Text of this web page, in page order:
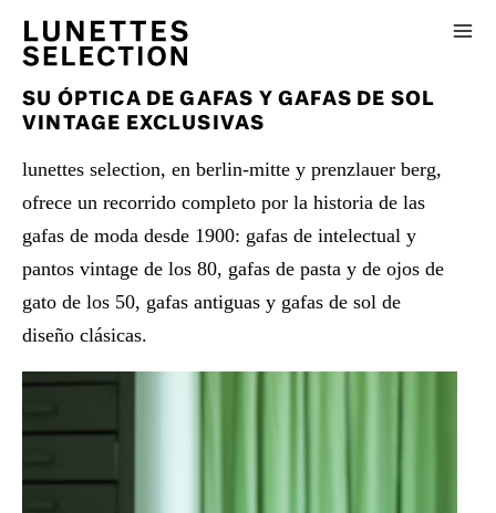
SU ÓPTICA DE GAFAS Y GAFAS DE SOL
VINTAGE EXCLUSIVAS
lunettes selection, en berlin-mitte y prenzlauer berg,
ofrece un recorrido completo por la historia de las
gafas de moda desde 1900: gafas de intelectual y
pantos vintage de los 80, gafas de pasta y de ojos de
gato de los 50, gafas antiguas y gafas de sol de
diseño clásicas.